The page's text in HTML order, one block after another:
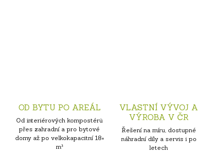
OD BYTU PO AREÁL
Od interiérových kompostérů
přes zahradní a pro bytové
domy až po velkokapacitní 18+
m³
VLASTNÍ VÝVOJ A
VÝROBA V ČR
Řešení na míru, dostupné
náhradní díly a servis i po
letech